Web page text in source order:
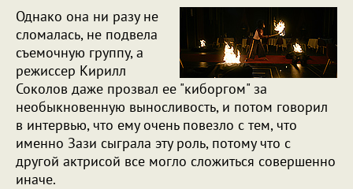
Однако она ни разу не
сломалась, не подвела
съемочную группу, а
режиссер Кирилл
Соколов даже прозвал ее "киборгом" за
необыкновенную выносливость, и потом говорил
в интервью, что ему очень повезло с тем, что
именно Зази сыграла эту роль, потому что с
другой актрисой все могло сложиться совершенно
иначе.